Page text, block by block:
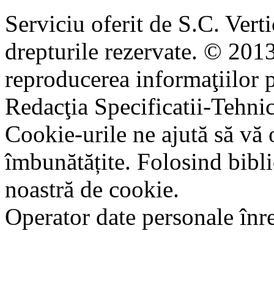
Serviciu oferit de S.C.
drepturile rezervate. ©
reproducerea informaţiilor
Redacţia Specificatii-
Cookie-urile ne ajută să
îmbunătățite. Folosind
noastră de cookie.
Operator date personale